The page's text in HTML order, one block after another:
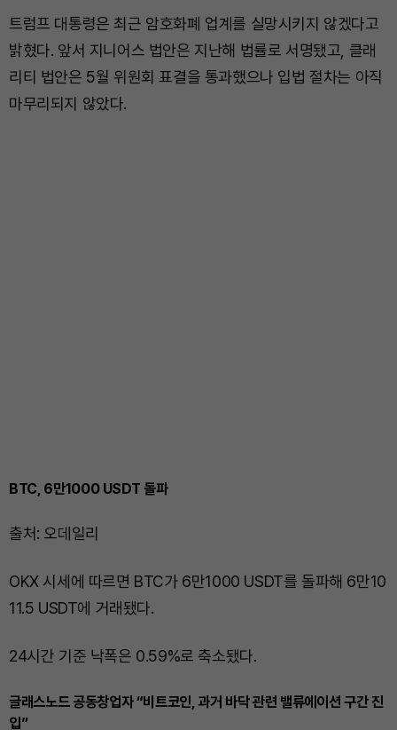
트럼프 대통령은 최근 암호화폐 업계를 실망시키지 않겠다고
밝혔다. 앞서 지니어스 법안은 지난해 법률로 서명됐고, 클래
리티 법안은 5월 위원회 표결을 통과했으나 입법 절차는 아직
마무리되지 않았다.
BTC, 6만1000 USDT 돌파
출처: 오데일리
OKX 시세에 따르면 BTC가 6만1000 USDT를 돌파해 6만10
11.5 USDT에 거래됐다.
24시간 기준 낙폭은 0.59%로 축소됐다.
글래스노드 공동창업자 “비트코인, 과거 바닥 관련 밸류에이션 구간 진
입”